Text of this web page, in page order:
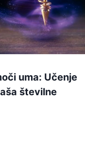
uma: Učenje
številne